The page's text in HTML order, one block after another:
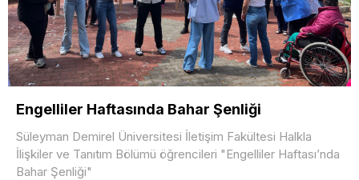
Engelliler Haftasında Bahar Şenliği
Süleyman Demirel Üniversitesi İletişim Fakültesi Halkla
İlişkiler ve Tanıtım Bölümü öğrencileri "Engelliler Haftası’nda
Bahar Şenliği"